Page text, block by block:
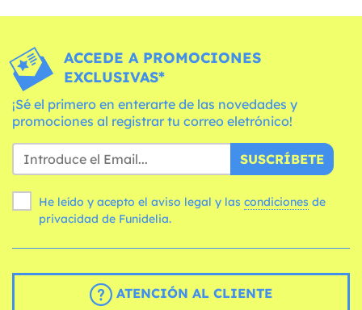
ACCEDE A PROMOCIONES
EXCLUSIVAS*
¡Sé el primero en enterarte de las novedades y
promociones al registrar tu correo eletrónico!
SUSCRÍBETE
He leído y acepto el aviso legal y las condiciones
privacidad de Funidelia.
ATENCIÓN AL CLIENTE